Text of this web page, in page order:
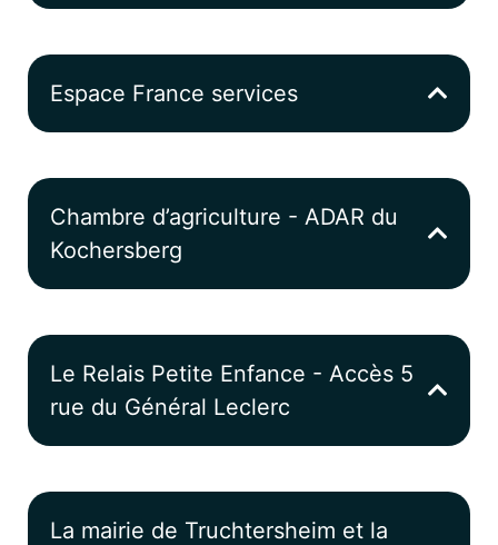
Espace France services
Chambre d’agriculture - ADAR du
Kochersberg
Le Relais Petite Enfance - Accès 5
rue du Général Leclerc
La mairie de Truchtersheim et la